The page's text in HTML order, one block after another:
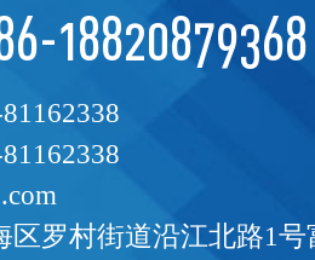
18820879368
区罗村街道沿江北路1号